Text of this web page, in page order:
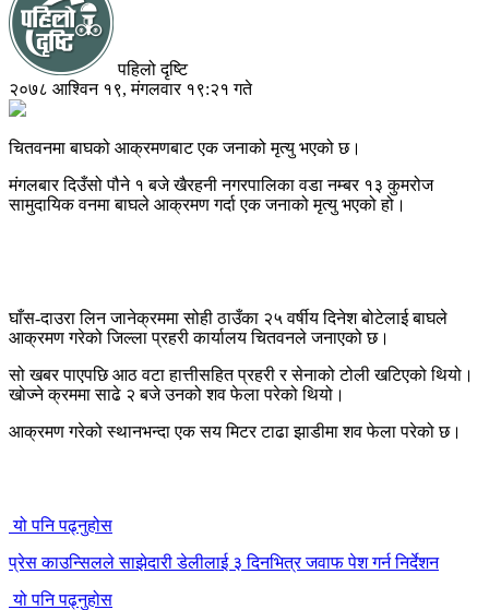
पहिलो दृष्टि
२०७८ आश्विन १९, मंगलवार १९:२१ गते
चितवनमा बाघको आक्रमणबाट एक जनाको मृत्यु भएको छ।
मंगलबार दिउँसो पौने १ बजे खैरहनी नगरपालिका वडा नम्बर १३ कुमरोज
सामुदायिक वनमा बाघले आक्रमण गर्दा एक जनाको मृत्यु भएको हो।
घाँस-दाउरा लिन जानेक्रममा सोही ठाउँका २५ वर्षीय दिनेश बोटेलाई बाघले
आक्रमण गरेको जिल्ला प्रहरी कार्यालय चितवनले जनाएको छ।
सो खबर पाएपछि आठ वटा हात्तीसहित प्रहरी र सेनाको टोली खटिएको थियो।
खोज्ने क्रममा साढे २ बजे उनको शव फेला परेको थियो।
आक्रमण गरेको स्थानभन्दा एक सय मिटर टाढा झाडीमा शव फेला परेको छ।
यो पनि पढ्नुहोस
प्रेस काउन्सिलले साझेदारी डेलीलाई ३ दिनभित्र जवाफ पेश गर्न निर्देशन
यो पनि पढ्नुहोस